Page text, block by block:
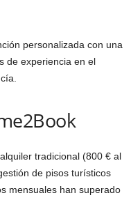
personalizada con una
de experiencia en el
tradicional (800 € al
de pisos turísticos
mensuales han superado